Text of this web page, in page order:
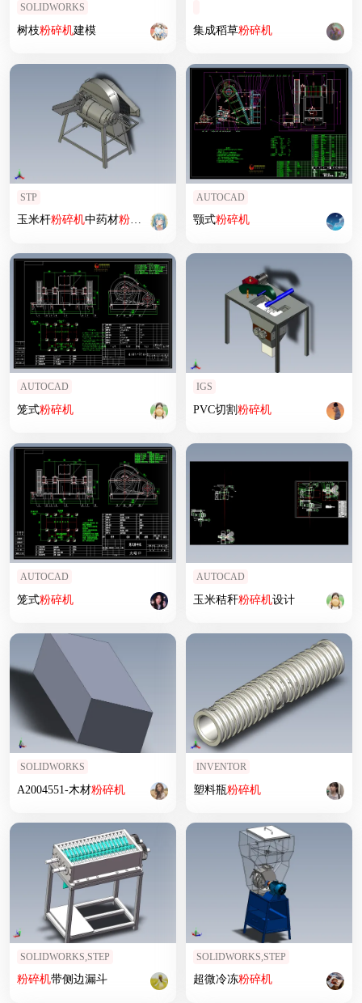
SOLIDWORKS
树枝粉碎机建模 集成稻草粉碎机
STP
玉米杆粉碎机中药材粉碎机 打糠机
AUTOCAD
颚式粉碎机
AUTOCAD
笼式粉碎机
IGS
PVC切割粉碎机
AUTOCAD
笼式粉碎机
AUTOCAD
玉米秸秆粉碎机设计
SOLIDWORKS
A2004551-木材粉碎机
INVENTOR
塑料瓶粉碎机
SOLIDWORKS,STEP
粉碎机带侧边漏斗
SOLIDWORKS,STEP
超微冷冻粉碎机